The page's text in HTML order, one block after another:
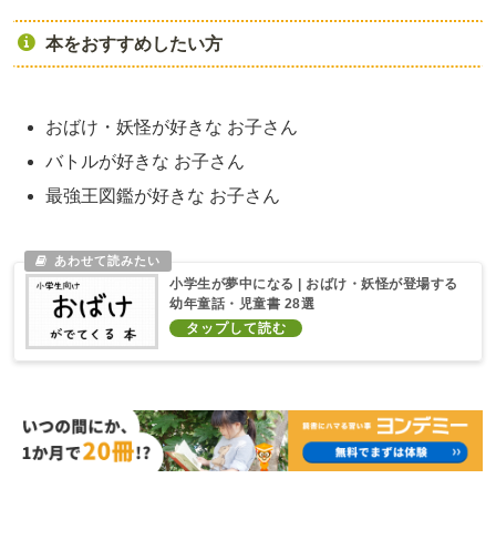
本をおすすめしたい方
おばけ・妖怪が好きな お子さん
バトルが好きな お子さん
最強王図鑑が好きな お子さん
小学生が夢中になる | おばけ・妖怪が登場する
幼年童話・児童書 28選